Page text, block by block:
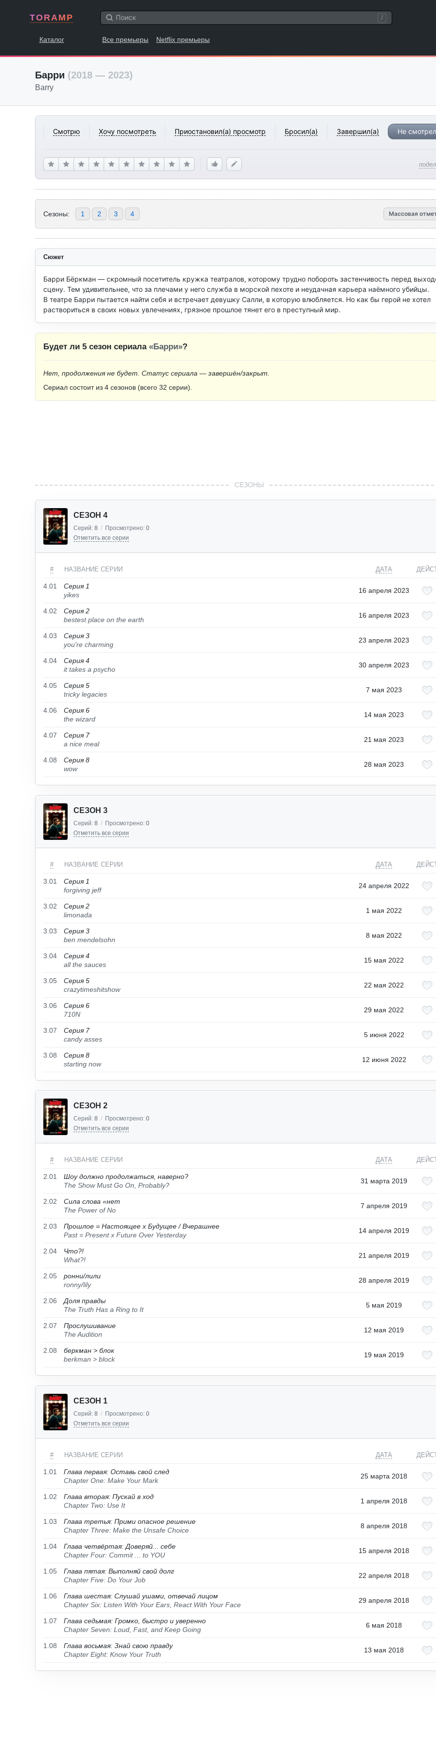
TORAMP /
Каталог Все премьеры Netflix премьеры
Барри (2018 — 2023)
Barry
Смотрю Хочу посмотреть Приостановил(а) просмотр Бросил(а) Завершил(а) Не
Сезоны: 1 2 3 4 Массовая
Сюжет
Барри Бёркман — скромный посетитель кружка театралов, которому трудно побороть застенчивость перед
сцену. Тем удивительнее, что за плечами у него служба в морской пехоте и неудачная карьера наёмного убийцы.
В театре Барри пытается найти себя и встречает девушку Салли, в которую влюбляется. Но как бы герой не хотел
раствориться в своих новых увлечениях, грязное прошлое тянет его в преступный мир.
Будет ли 5 сезон сериала «Барри»?
Нет, продолжения не будет. Статус сериала — завершён/закрыт.
Сериал состоит из 4 сезонов (всего 32 серии).
СЕЗОНЫ
СЕЗОН 4
Серий: 8 / Просмотрено: 0
Отметить все серии
# НАЗВАНИЕ СЕРИИ ДАТА
4.01
Серия 1
yikes
16 апреля 2023
4.02
Серия 2
bestest place on the earth
16 апреля 2023
4.03
Серия 3
you're charming
23 апреля 2023
4.04
Серия 4
it takes a psycho
30 апреля 2023
4.05
Серия 5
tricky legacies
7 мая 2023
4.06
Серия 6
the wizard
14 мая 2023
4.07
Серия 7
a nice meal
21 мая 2023
4.08
Серия 8
wow
28 мая 2023
СЕЗОН 3
Серий: 8 / Просмотрено: 0
Отметить все серии
# НАЗВАНИЕ СЕРИИ ДАТА
3.01
Серия 1
forgiving jeff
24 апреля 2022
3.02
Серия 2
limonada
1 мая 2022
3.03
Серия 3
ben mendelsohn
8 мая 2022
3.04
Серия 4
all the sauces
15 мая 2022
3.05
Серия 5
crazytimeshitshow
22 мая 2022
3.06
Серия 6
710N
29 мая 2022
3.07
Серия 7
candy asses
5 июня 2022
3.08
Серия 8
starting now
12 июня 2022
СЕЗОН 2
Серий: 8 / Просмотрено: 0
Отметить все серии
# НАЗВАНИЕ СЕРИИ ДАТА
2.01
Шоу должно продолжаться, наверно?
The Show Must Go On, Probably?
31 марта 2019
2.02
Сила слова «нет
The Power of No
7 апреля 2019
2.03
Прошлое = Настоящее x Будущее / Вчерашнее
Past = Present x Future Over Yesterday
14 апреля 2019
2.04
Что?!
What?!
21 апреля 2019
2.05
ронни/лили
ronny/lily
28 апреля 2019
2.06
Доля правды
The Truth Has a Ring to It
5 мая 2019
2.07
Прослушивание
The Audition
12 мая 2019
2.08
беркман > блок
berkman > block
19 мая 2019
СЕЗОН 1
Серий: 8 / Просмотрено: 0
Отметить все серии
# НАЗВАНИЕ СЕРИИ ДАТА
1.01
Глава первая: Оставь свой след
Chapter One: Make Your Mark
25 марта 2018
1.02
Глава вторая: Пускай в ход
Chapter Two: Use It
1 апреля 2018
1.03
Глава третья: Прими опасное решение
Chapter Three: Make the Unsafe Choice
8 апреля 2018
1.04
Глава четвёртая: Доверяй... себе
Chapter Four: Commit ... to YOU
15 апреля 2018
1.05
Глава пятая: Выполняй свой долг
Chapter Five: Do Your Job
22 апреля 2018
1.06
Глава шестая: Слушай ушами, отвечай лицом
Chapter Six: Listen With Your Ears, React With Your Face
29 апреля 2018
1.07
Глава седьмая: Громко, быстро и уверенно
Chapter Seven: Loud, Fast, and Keep Going
6 мая 2018
1.08
Глава восьмая: Знай свою правду
Chapter Eight: Know Your Truth
13 мая 2018